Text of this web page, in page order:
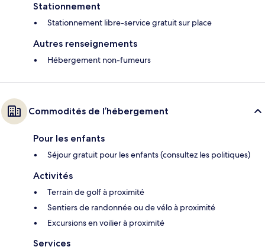
Stationnement
Stationnement libre-service gratuit sur place
Autres renseignements
Hébergement non-fumeurs
Commodités de l’hébergement
Pour les enfants
Séjour gratuit pour les enfants (consultez les politiques)
Activités
Terrain de golf à proximité
Sentiers de randonnée ou de vélo à proximité
Excursions en voilier à proximité
Services